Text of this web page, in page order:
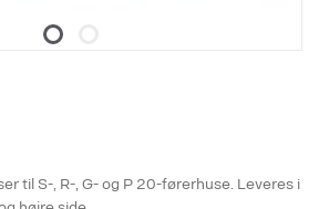
til S-, R-, G- og P 20-førerhuse. Leveres i